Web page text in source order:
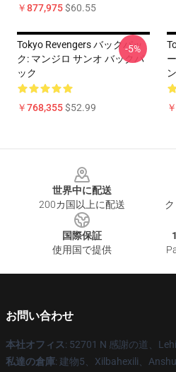
￥877,975$60.55
Tokyo Revengers バックパッ
ク: マンジロ サンオ バックパ
ック
￥768,355$52.99
-5%
ン
世界中に配送
200カ国以上に配送
国際保証
使用国で提供
お問い合わせ
本社オフィス: 52701 N 感謝の道、
私達の倉庫: 建物5、Xilbahexili、